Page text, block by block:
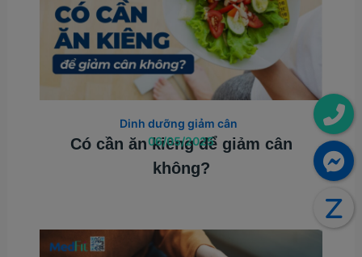
Có cần ăn kiêng để giảm cân
không?
Dinh dưỡng giảm cân
06/05/2025